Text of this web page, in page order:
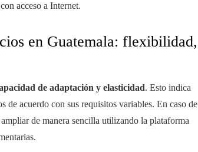
acceso a Internet.
en Guatemala: flexibilidad,
de adaptación y elasticidad. Esto indica
de acuerdo con sus requisitos variables. En caso de
de manera sencilla utilizando la plataforma